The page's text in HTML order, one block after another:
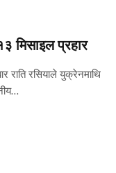
मिसाइल प्रहार
राति रसियाले युक्रेनमाथि